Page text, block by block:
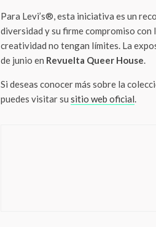
Para Levi’s®, esta iniciativa es un
diversidad y su firme compromiso
creatividad no tengan límites. La
de junio en Revuelta Queer House.
Si deseas conocer más sobre la
puedes visitar su sitio web oficial.